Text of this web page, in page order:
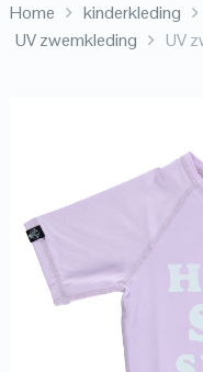
Home kinderkleding
UV zwemkleding
UV